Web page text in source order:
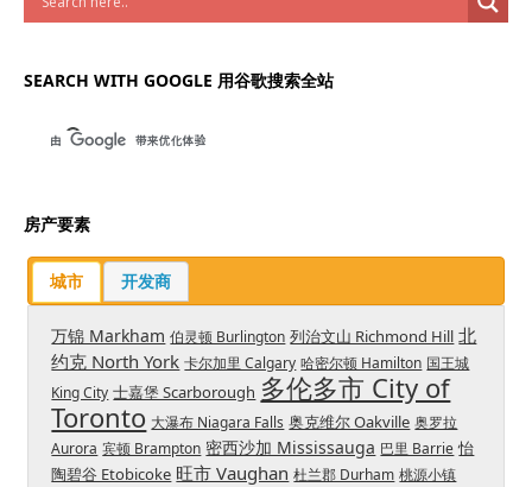
SEARCH WITH GOOGLE 用谷歌搜索全站
房产要素
城市 开发商
万锦 Markham 伯灵顿 Burlington 列治文山 Richmond Hill 北
约克 North York 卡尔加里 Calgary 哈密尔顿 Hamilton 国王城
King City 士嘉堡 Scarborough 多伦多市 City of
Toronto 大瀑布 Niagara Falls 奥克维尔 Oakville 奥罗拉
Aurora 宾顿 Brampton 密西沙加 Mississauga 巴里 Barrie 怡
陶碧谷 Etobicoke 旺市 Vaughan 杜兰郡 Durham 桃源小镇